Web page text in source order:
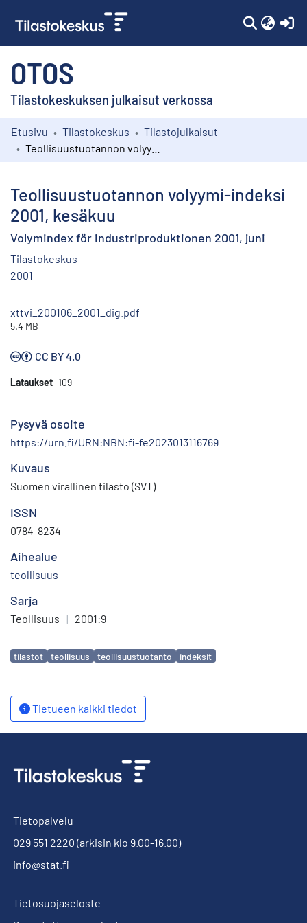
OTOS
Tilastokeskuksen julkaisut verkossa
Kokoelmat
Etusivu Tilastokeskus
Tilastojulkaisut
Teollisuustuotannon volyymi-indeksi
2001, kesäkuu
Volymindex för industriproduktionen 2001, juni
Tilastokeskus
2001
xttvi_200106_2001_dig.pdf
5.4 MB
CC BY 4.0
Lataukset 109
Pysyvä osoite
https://urn.fi/URN:NBN:fi-fe2023013116769
Kuvaus
Suomen virallinen tilasto (SVT)
ISSN
0784-8234
Aihealue
teollisuus
Sarja
Teollisuus | 2001:9
Avainsanat
tilastot teollisuus teollisuustuotanto indeksit
Tietueen kaikki tiedot
Tietopalvelu
029 551 2220 (arkisin klo 9.00-16.00)
info@stat.fi
Tietosuojaseloste